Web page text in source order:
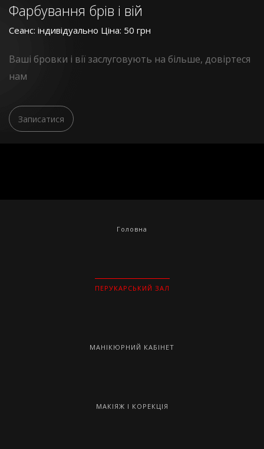
Фарбування брів і вій
Сеанс: індивідуально Ціна: 50 грн
Ваші бровки і вії заслуговують на більше, довіртеся
нам
Записатися
Головна
ПЕРУКАРСЬКИЙ ЗАЛ
МАНІКЮРНИЙ КАБІНЕТ
МАКІЯЖ І КОРЕКЦІЯ